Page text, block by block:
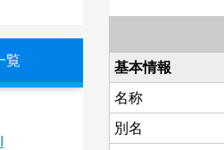
基本情報
名称
別名
覧